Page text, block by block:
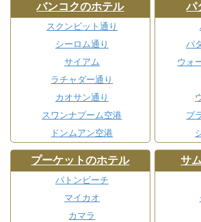
バンコクのホテル
スクンビット通り
シーロム通り
サイアム
ラチャダー通り
カオサン通り
スワンナプーム空港
ドンムアン空港
パ
パ
ウォ
プ
プーケットのホテル
パトンビーチ
マイカオ
カマラ
サ